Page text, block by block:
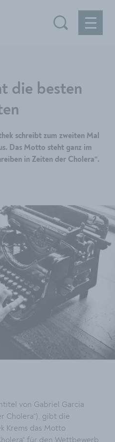
die besten
schreibt zum zweiten Mal
Das Motto steht ganz im
in Zeiten der Cholera“.
von Gabriel Garcia
Cholera“), gibt die
Krems das Motto
für den Wettbewerb